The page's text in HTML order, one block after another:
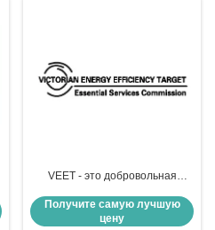
VEET - это добровольная
Виктории, Австралия
Получите самую лучшую
цену